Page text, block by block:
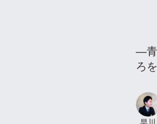
―青
ろ